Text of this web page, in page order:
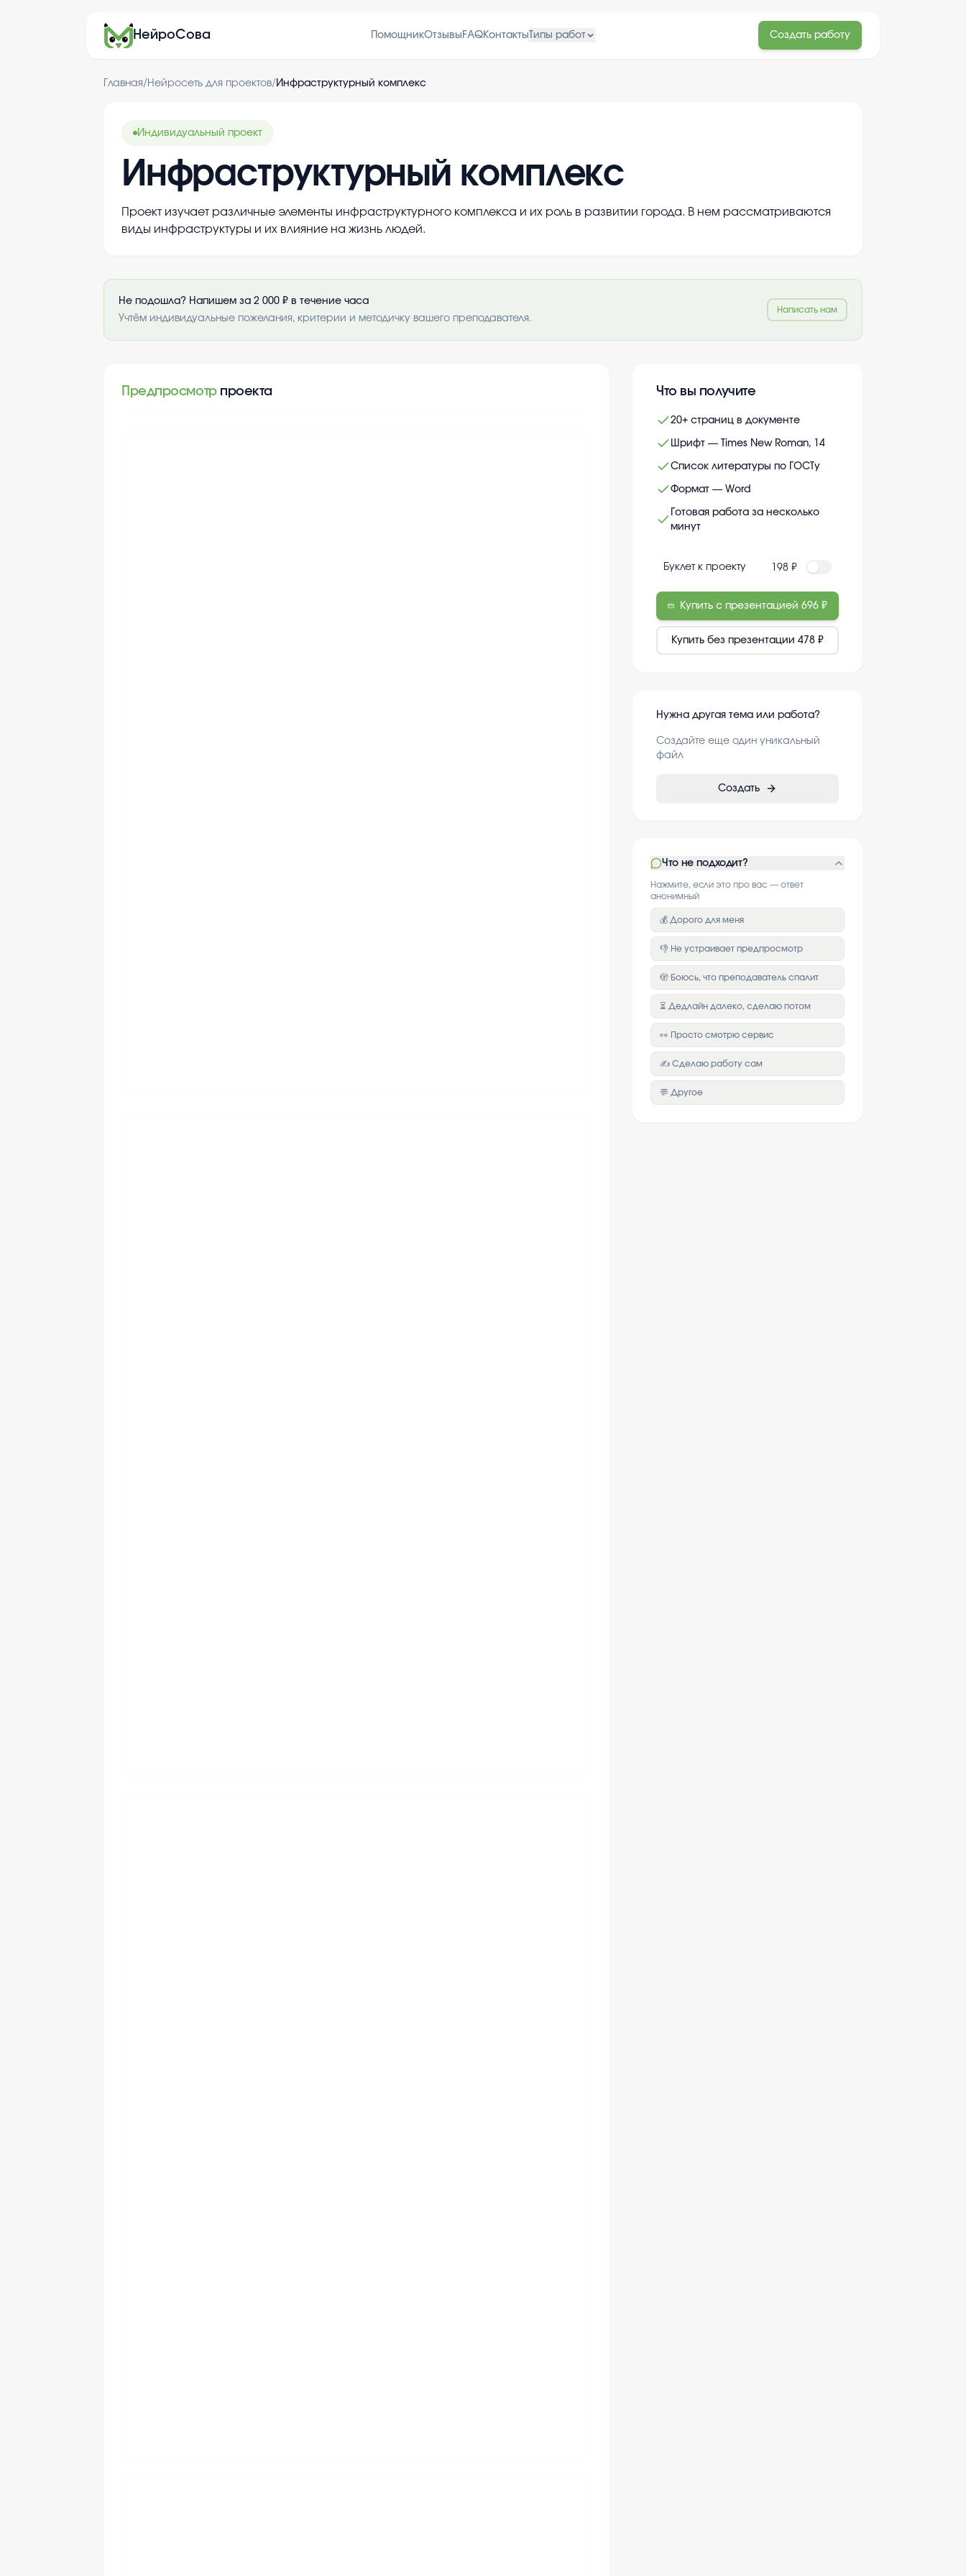
НейроСова ПомощникОтзывы FAQКонтакты Типы работ Создать работу
Главная/ Нейросеть для проектов/ Инфраструктурный комплекс
Индивидуальный проект
Инфраструктурный комплекс
Проект изучает различные элементы инфраструктурного комплекса и их роль в развитии города. В нем рассматриваются
виды инфраструктуры и их влияние на жизнь людей.
Не подошла? Напишем за 2 000 ₽ в течение часа
Учтём индивидуальные пожелания, критерии и методичку вашего преподавателя.
Написать нам
Предпросмотр проекта Что вы получите
20+ страниц в документе
Шрифт — Times New Roman, 14
Список литературы по ГОСТу
Формат — Word
Готовая работа за несколько
минут
Буклет к проекту 198 ₽
Купить с презентацией 696 ₽
Купить без презентации 478 ₽
Нужна другая тема или работа?
Создайте еще один уникальный
файл
Создать
Что не подходит?
Нажмите, если это про вас — ответ
анонимный
💰 Дорого для меня
👎 Не устраивает предпросмотр
🫣 Боюсь, что преподаватель спалит
⏳ Дедлайн далеко, сделаю потом
👀 Просто смотрю сервис
✍️ Сделаю работу сам
💬 Другое